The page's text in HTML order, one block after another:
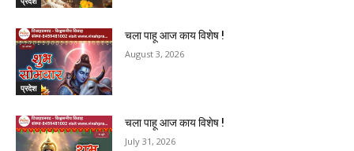
प्रदेश
चला पाहू आज काय विशेष !
August 3, 2026
चला पाहू आज काय विशेष !
July 31, 2026